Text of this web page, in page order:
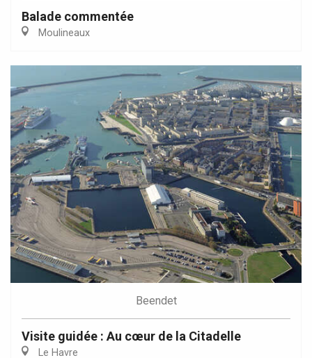
Balade commentée
Moulineaux
Beendet
Visite guidée : Au cœur de la Citadelle
Le Havre